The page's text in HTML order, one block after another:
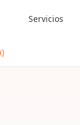
Servicios